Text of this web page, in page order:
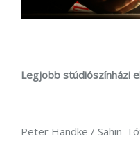
Legjobb stúdiószínházi
Peter Handke / Sahin-